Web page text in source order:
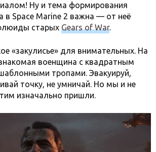
Ну и тема формирования
в Space Marine 2 важна — от неё
старых Gears of War.
«закулисье» для внимательных. На
военщина с квадратным
тропами. Эвакуируй,
точку, не умничай. Но мы и не
изначально пришли.